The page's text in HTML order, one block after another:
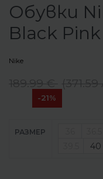
Обувки
Black
Nike
-21%
РАЗМЕР
40